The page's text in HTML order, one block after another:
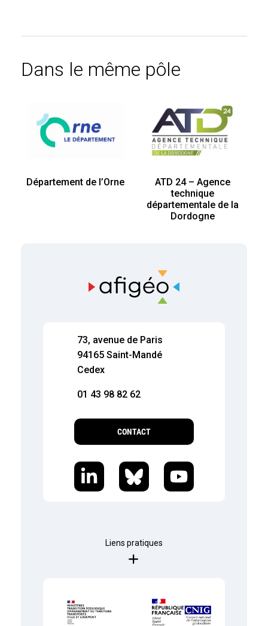
Dans le même pôle
Département de l’Orne
ATD 24 – Agence
technique
départementale de la
Dordogne
73, avenue de Paris
94165 Saint-Mandé
Cedex
01 43 98 82 62
CONTACT
Liens pratiques